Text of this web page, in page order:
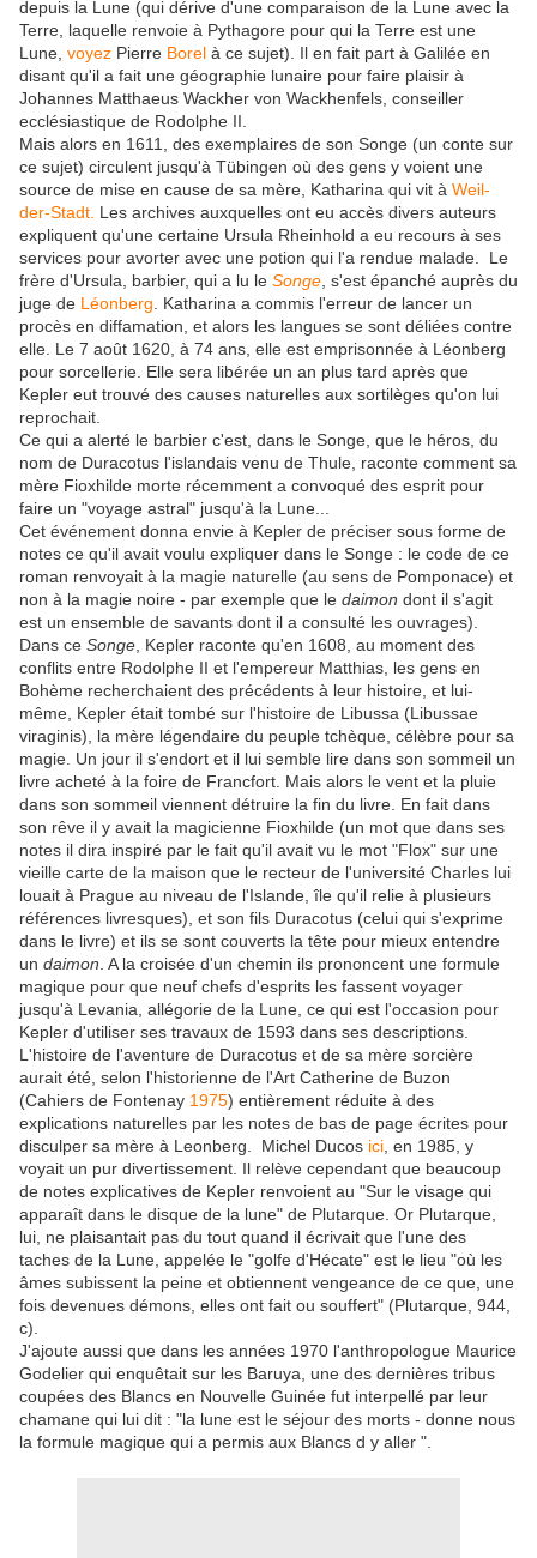
depuis la Lune (qui dérive d'une comparaison de la Lune avec la
Terre, laquelle renvoie à Pythagore pour qui la Terre est une
Lune, voyez Pierre Borel à ce sujet). Il en fait part à Galilée en
disant qu'il a fait une géographie lunaire pour faire plaisir à
Johannes Matthaeus Wackher von Wackhenfels, conseiller
ecclésiastique de Rodolphe II.
Mais alors en 1611, des exemplaires de son Songe (un conte sur
ce sujet) circulent jusqu'à Tübingen où des gens y voient une
source de mise en cause de sa mère, Katharina qui vit à Weil-
der-Stadt. Les archives auxquelles ont eu accès divers auteurs
expliquent qu'une certaine Ursula Rheinhold a eu recours à ses
services pour avorter avec une potion qui l'a rendue malade. Le
frère d'Ursula, barbier, qui a lu le Songe , s'est épanché auprès du
juge de Léonberg . Katharina a commis l'erreur de lancer un
procès en diffamation, et alors les langues se sont déliées contre
elle. Le 7 août 1620, à 74 ans, elle est emprisonnée à Léonberg
pour sorcellerie. Elle sera libérée un an plus tard après que
Kepler eut trouvé des causes naturelles aux sortilèges qu'on lui
reprochait.
Ce qui a alerté le barbier c'est, dans le Songe, que le héros, du
nom de Duracotus l'islandais venu de Thule, raconte comment sa
mère Fioxhilde morte récemment a convoqué des esprit pour
faire un "voyage astral" jusqu'à la Lune...
Cet événement donna envie à Kepler de préciser sous forme de
notes ce qu'il avait voulu expliquer dans le Songe : le code de ce
roman renvoyait à la magie naturelle (au sens de Pomponace) et
non à la magie noire - par exemple que le daimon dont il s'agit
est un ensemble de savants dont il a consulté les ouvrages).
Dans ce Songe , Kepler raconte qu'en 1608, au moment des
conflits entre Rodolphe II et l'empereur Matthias, les gens en
Bohème recherchaient des précédents à leur histoire, et lui-
même, Kepler était tombé sur l'histoire de Libussa (Libussae
viraginis), la mère légendaire du peuple tchèque, célèbre pour sa
magie. Un jour il s'endort et il lui semble lire dans son sommeil un
livre acheté à la foire de Francfort. Mais alors le vent et la pluie
dans son sommeil viennent détruire la fin du livre. En fait dans
son rêve il y avait la magicienne Fioxhilde (un mot que dans ses
notes il dira inspiré par le fait qu'il avait vu le mot "Flox" sur une
vieille carte de la maison que le recteur de l'université Charles lui
louait à Prague au niveau de l'Islande, île qu'il relie à plusieurs
références livresques), et son fils Duracotus (celui qui s'exprime
dans le livre) et ils se sont couverts la tête pour mieux entendre
un daimon . A la croisée d'un chemin ils prononcent une formule
magique pour que neuf chefs d'esprits les fassent voyager
jusqu'à Levania, allégorie de la Lune, ce qui est l'occasion pour
Kepler d'utiliser ses travaux de 1593 dans ses descriptions.
L'histoire de l'aventure de Duracotus et de sa mère sorcière
aurait été, selon l'historienne de l'Art Catherine de Buzon
(Cahiers de Fontenay 1975) entièrement réduite à des
explications naturelles par les notes de bas de page écrites pour
disculper sa mère à Leonberg. Michel Ducos ici , en 1985, y
voyait un pur divertissement. Il relève cependant que beaucoup
de notes explicatives de Kepler renvoient au "Sur le visage qui
apparaît dans le disque de la lune" de Plutarque. Or Plutarque,
lui, ne plaisantait pas du tout quand il écrivait que l'une des
taches de la Lune, appelée le "golfe d'Hécate" est le lieu "où les
âmes subissent la peine et obtiennent vengeance de ce que, une
fois devenues démons, elles ont fait ou souffert" (Plutarque, 944,
c).
J'ajoute aussi que dans les années 1970 l'anthropologue Maurice
Godelier qui enquêtait sur les Baruya, une des dernières tribus
coupées des Blancs en Nouvelle Guinée fut interpellé par leur
chamane qui lui dit : "la lune est le séjour des morts - donne nous
la formule magique qui a permis aux Blancs d y aller ".